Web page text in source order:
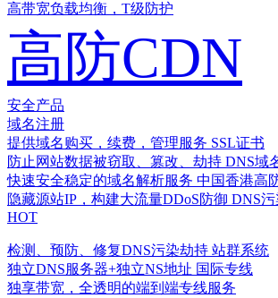
高带宽负载均衡，T级防护
高防CDN
安全产品
域名注册
提供域名购买，续费，管理服务 SSL证书
防止网站数据被窃取、篡改、劫持 DNS域
快速安全稳定的域名解析服务 中国香港高
隐藏源站IP，构建大流量DDoS防御 DNS
HOT
检测、预防、修复DNS污染劫持 站群系统
独立DNS服务器+独立NS地址 国际专线
独享带宽，全透明的端到端专线服务